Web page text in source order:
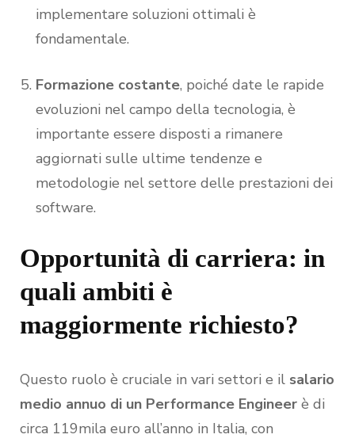
implementare soluzioni ottimali è
fondamentale.
Formazione costante, poiché date le rapide
evoluzioni nel campo della tecnologia, è
importante essere disposti a rimanere
aggiornati sulle ultime tendenze e
metodologie nel settore delle prestazioni dei
software.
Opportunità di carriera: in
quali ambiti è
maggiormente richiesto?
Questo ruolo è cruciale in vari settori e il salario
medio annuo di un Performance Engineer è di
circa 119mila euro all’anno in Italia, con